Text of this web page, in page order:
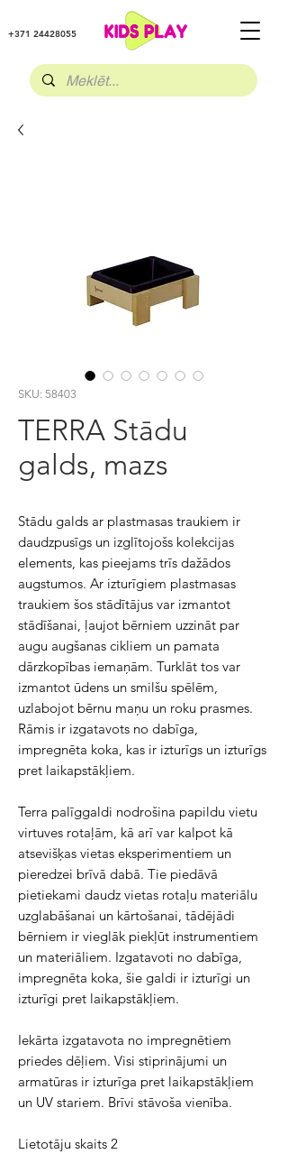
+371 24428055
SKU: 58403
TERRA Stādu
galds, mazs
Stādu galds ar plastmasas traukiem ir
daudzpusīgs un izglītojošs kolekcijas
elements, kas pieejams trīs dažādos
augstumos. Ar izturīgiem plastmasas
traukiem šos stādītājus var izmantot
stādīšanai, ļaujot bērniem uzzināt par
augu augšanas cikliem un pamata
dārzkopības iemaņām. Turklāt tos var
izmantot ūdens un smilšu spēlēm,
uzlabojot bērnu maņu un roku prasmes.
Rāmis ir izgatavots no dabīga,
impregnēta koka, kas ir izturīgs un izturīgs
pret laikapstākļiem.
Terra palīggaldi nodrošina papildu vietu
virtuves rotaļām, kā arī var kalpot kā
atsevišķas vietas eksperimentiem un
pieredzei brīvā dabā. Tie piedāvā
pietiekami daudz vietas rotaļu materiālu
uzglabāšanai un kārtošanai, tādējādi
bērniem ir vieglāk piekļūt instrumentiem
un materiāliem. Izgatavoti no dabīga,
impregnēta koka, šie galdi ir izturīgi un
izturīgi pret laikapstākļiem.
Iekārta izgatavota no impregnētiem
priedes dēļiem. Visi stiprinājumi un
armatūras ir izturīga pret laikapstākļiem
un UV stariem. Brīvi stāvoša vienība.
Lietotāju skaits 2